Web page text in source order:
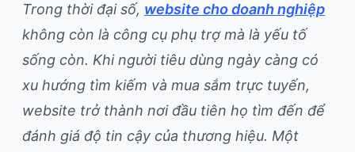
Trong thời đại số, website cho doanh nghiệp
không còn là công cụ phụ trợ mà là yếu tố
sống còn. Khi người tiêu dùng ngày càng có
xu hướng tìm kiếm và mua sắm trực tuyến,
website trở thành nơi đầu tiên họ tìm đến để
đánh giá độ tin cậy của thương hiệu. Một